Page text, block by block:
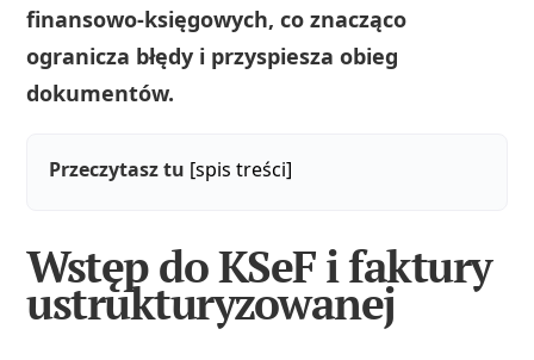
finansowo-księgowych, co znacząco
ogranicza błędy i przyspiesza obieg
dokumentów.
Przeczytasz tu [spis treści]
Wstęp do KSeF i faktury
ustrukturyzowanej